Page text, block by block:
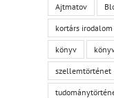
Ajtmatov
kortárs irodalom
könyv
szellemtörténet